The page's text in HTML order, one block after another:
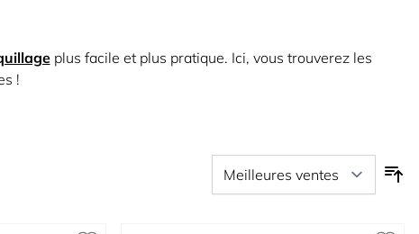
plus facile et plus pratique. Ici, vous trouverez les
!